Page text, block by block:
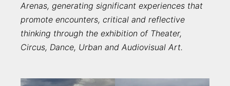
Arenas, generating significant experiences that
promote encounters, critical and reflective
thinking through the exhibition of Theater,
Circus, Dance, Urban and Audiovisual Art.